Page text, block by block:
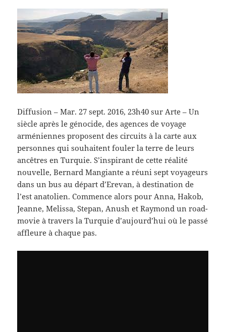
Diffusion – Mar. 27 sept. 2016, 23h40 sur Arte –Un
siècle après le génocide, des agences de voyage
arméniennes proposent des circuits à la carte aux
personnes qui souhaitent fouler la terre de leurs
ancêtres en Turquie. S’inspirant de cette réalité
nouvelle, Bernard Mangiante a réuni sept voyageurs
dans un bus au départ d’Erevan, à destination de
l’est anatolien. Commence alors pour Anna, Hakob,
Jeanne, Melissa, Stepan, Anush et Raymond un road-
movie à travers la Turquie d’aujourd’hui où le passé
affleure à chaque pas.